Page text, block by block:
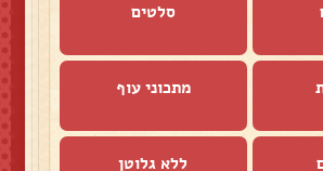
סלטים
מתכוני עוף
ללא גלוטן